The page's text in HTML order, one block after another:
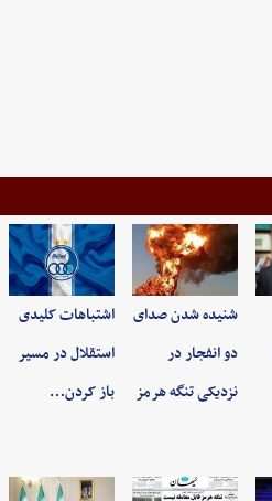
شنیده شدن صدای
دو انفجار در
نزدیکی تنگه هرمز
اشتباهات کلیدی
استقلال در مسیر
باز کردن…